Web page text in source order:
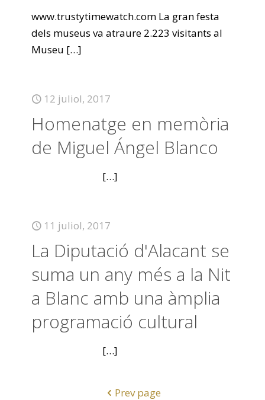
www.trustytimewatch.com La gran festa
dels museus va atraure 2.223 visitants al
Museu […]
12 juliol, 2017
Homenatge en memòria
de Miguel Ángel Blanco
[…]
11 juliol, 2017
La Diputació d'Alacant se
suma un any més a la Nit
a Blanc amb una àmplia
programació cultural
[…]
Prev page